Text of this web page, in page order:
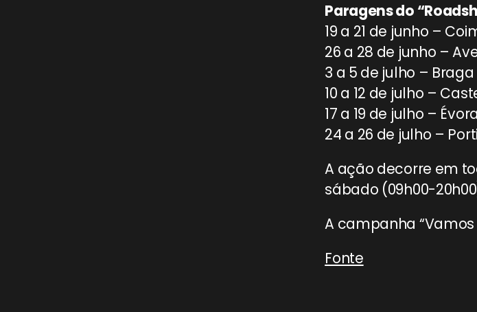
Paragens do
19 a 21 de junho –
26 a 28 de junho –
3 a 5 de julho – Braga
10 a 12 de julho –
17 a 19 de julho – Évora
24 a 26 de julho –
A ação decorre em
sábado (09h00-
A campanha “Vamos
Fonte